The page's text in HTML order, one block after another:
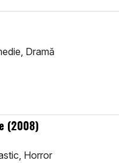
Dramă
(2008)
Horror